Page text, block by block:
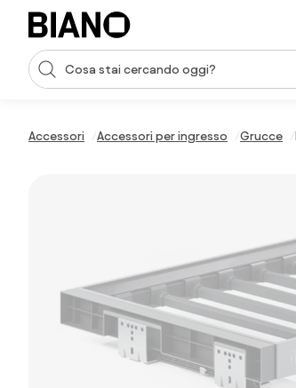
Salta la navigazione, vai al contenuto
Input della ricerca
Accessori Accessori per ingresso Grucce